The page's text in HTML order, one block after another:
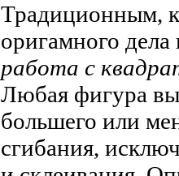
Традиционным,
оригамного дела
работа с
Любая фигура
большего или
сгибания,